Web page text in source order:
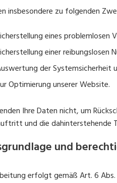
insbesondere zu folgenden
eines problemlosen
einer reibungslosen
der Systemsicherheit
Optimierung unserer Website.
Ihre Daten nicht, um
und die dahinterstehende
und
erfolgt gemäß Art. 6